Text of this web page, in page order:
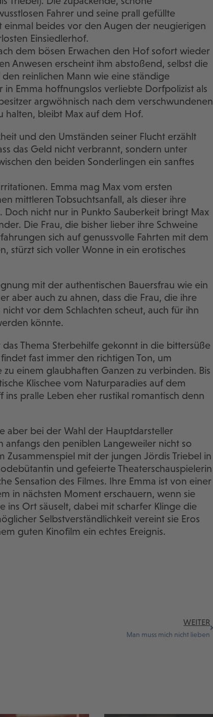
Fahrer und seine prall gefüllte
einmal beides vor den Augen der neugierigen
Einsiedlerhof.
dem bösen Erwachen den Hof sofort wieder
Anwesen erscheint ihm abstoßend, selbst die
reinlichen Mann wie eine ständige
Emma hoffnungslos verliebte Dorfpolizist als
argwöhnisch nach dem verschwundenen
halten, bleibt Max auf dem Hof.
und den Umständen seiner Flucht erzählt
das Geld nicht verbrannt, sondern unter
den beiden Sonderlingen ein sanftes
Emma mag Max vom ersten
mittleren Tobsuchtsanfall, als dieser ihre
nicht nur in Punkto Sauberkeit bringt Max
Die Frau, die bisher lieber ihre Schweine
sich auf genussvolle Fahrten mit dem
stürzt sich voller Wonne in ein erotisches
mit der authentischen Bauersfrau wie ein
aber auch zu ahnen, dass die Frau, die ihre
vor dem Schlachten scheut, auch für ihn
könnte.
Thema Sterbehilfe gekonnt in die bittersüße
fast immer den richtigen Ton, um
einem glaubhaften Ganzen zu verbinden. Bis
Klischee vom Naturparadies auf dem
ins pralle Leben eher rustikal romantisch denn
aber bei der Wahl der Hauptdarsteller
den peniblen Langeweiler nicht so
Zusammenspiel mit der jungen Jördis Triebel in
und gefeierte Theaterschauspielerin
Sensation des Filmes. Ihre Emma ist von einer
in nächsten Moment erschauern, wenn sie
ins Ort säuselt, dabei mit scharfer Klinge die
Selbstverständlichkeit vereint sie Eros
guten Kinofilm ein echtes Ereignis.
WEITER
Man muss mich nicht lieben